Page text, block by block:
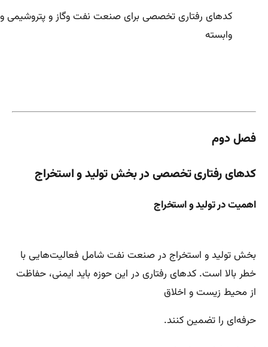
کدهای رفتاری تخصصی برای صنعت نفت وگاز و پتروشیمی
وابسته
فصل دوم
کدهای رفتاری تخصصی در بخش تولید و استخراج
اهمیت در تولید و استخراج
بخش تولید و استخراج در صنعت نفت شامل فعالیت‌هایی با
خطر بالا است. کدهای رفتاری در این حوزه باید ایمنی، حفاظت
از محیط زیست و اخلاق
حرفه‌ای را تضمین کنند.